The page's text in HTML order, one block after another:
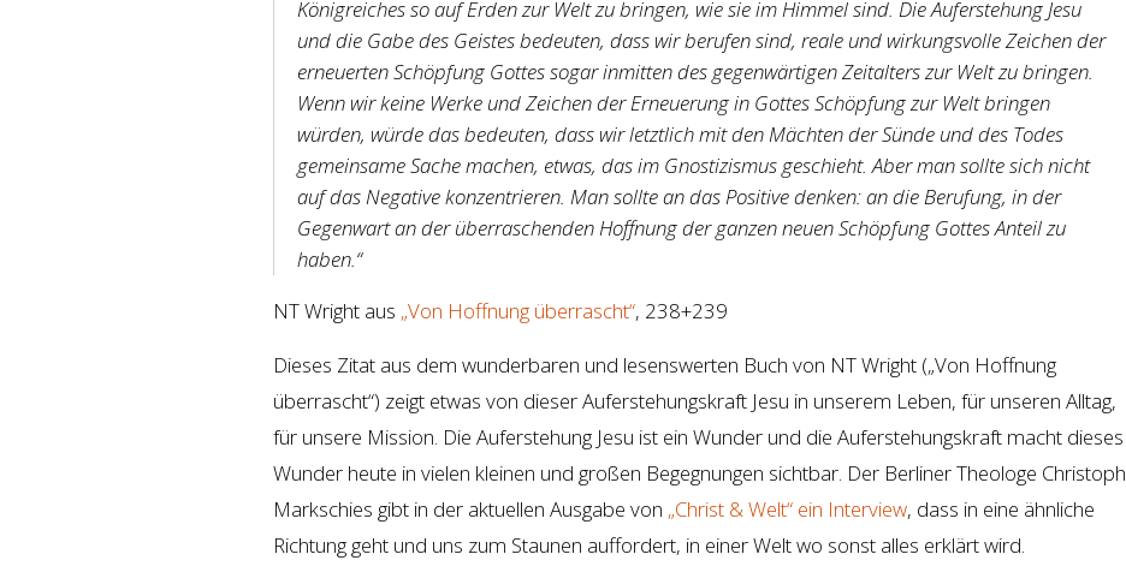
Königreiches so auf Erden zur Welt zu bringen, wie sie im Himmel sind. Die Auferstehung Jesu
und die Gabe des Geistes bedeuten, dass wir berufen sind, reale und wirkungsvolle Zeichen der
erneuerten Schöpfung Gottes sogar inmitten des gegenwärtigen Zeitalters zur Welt zu bringen.
Wenn wir keine Werke und Zeichen der Erneuerung in Gottes Schöpfung zur Welt bringen
würden, würde das bedeuten, dass wir letztlich mit den Mächten der Sünde und des Todes
gemeinsame Sache machen, etwas, das im Gnostizismus geschieht. Aber man sollte sich nicht
auf das Negative konzentrieren. Man sollte an das Positive denken: an die Berufung, in der
Gegenwart an der überraschenden Hoffnung der ganzen neuen Schöpfung Gottes Anteil zu
haben.“
NT Wright aus „Von Hoffnung überrascht“, 238+239
Dieses Zitat aus dem wunderbaren und lesenswerten Buch von NT Wright („Von Hoffnung
überrascht“) zeigt etwas von dieser Auferstehungskraft Jesu in unserem Leben, für unseren Alltag,
für unsere Mission. Die Auferstehung Jesu ist ein Wunder und die Auferstehungskraft macht dieses
Wunder heute in vielen kleinen und großen Begegnungen sichtbar. Der Berliner Theologe Christoph
Markschies gibt in der aktuellen Ausgabe von „Christ & Welt“ ein Interview, dass in eine ähnliche
Richtung geht und uns zum Staunen auffordert, in einer Welt wo sonst alles erklärt wird.